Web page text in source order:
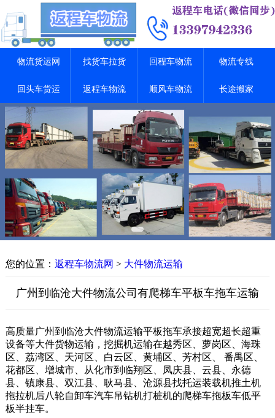
物流货运网 找货车拉货 回程车物流 物流专线
回头车货运 返程车物流 顺风车物流 长途搬家
您的位置： 返程车物流网 > 大件物流运输
广州到临沧大件物流公司有爬梯车平板车拖车运输
高质量广州到临沧大件物流运输平板拖车承接超宽超长超重
设备等大件货物运输，挖掘机运输在越秀区、萝岗区、海珠
区、荔湾区、天河区、白云区、黄埔区、芳村区、 番禺区、
花都区、增城市、从化市到临翔区、凤庆县、云县、永德
县、镇康县、双江县、耿马县、沧源县找托运装载机推土机
拖拉机后八轮自卸车汽车吊钻机打桩机的爬梯车拖板车低平
板半挂车。